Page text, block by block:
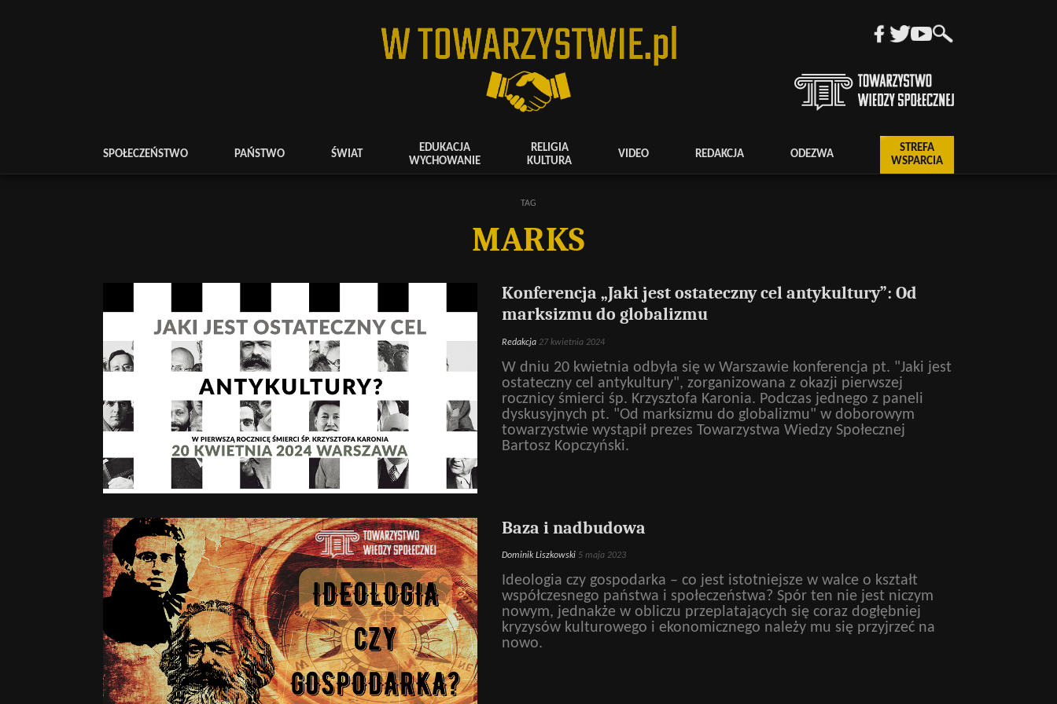
SPOŁECZEŃSTWO PAŃSTWO ŚWIAT
EDUKACJA
WYCHOWANIE
RELIGIA
KULTURA
VIDEO REDAKCJA ODEZWA
STREFA
WSPARCIA
TAG
MARKS
Konferencja „Jaki jest ostateczny cel antykultury”: Od
marksizmu do globalizmu
Redakcja 27 kwietnia 2024
W dniu 20 kwietnia odbyła się w Warszawie konferencja pt. "Jaki jest
ostateczny cel antykultury", zorganizowana z okazji pierwszej
rocznicy śmierci śp. Krzysztofa Karonia. Podczas jednego z paneli
dyskusyjnych pt. "Od marksizmu do globalizmu" w doborowym
towarzystwie wystąpił prezes Towarzystwa Wiedzy Społecznej
Bartosz Kopczyński.
Baza i nadbudowa
Dominik Liszkowski 5 maja 2023
Ideologia czy gospodarka – co jest istotniejsze w walce o kształt
współczesnego państwa i społeczeństwa? Spór ten nie jest niczym
nowym, jednakże w obliczu przeplatających się coraz dogłębniej
kryzysów kulturowego i ekonomicznego należy mu się przyjrzeć na
nowo.